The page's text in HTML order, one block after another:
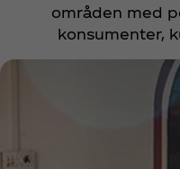
områden med
konsumenter,